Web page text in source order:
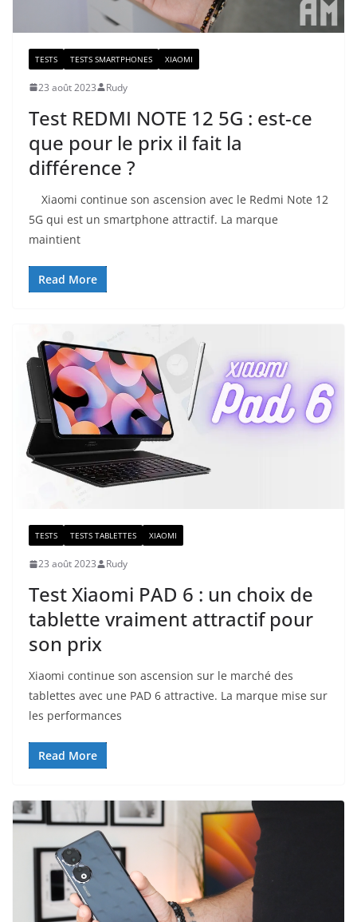
TESTS TESTS SMARTPHONES XIAOMI
23 août 2023 Rudy
Test REDMI NOTE 12 5G : est-ce
que pour le prix il fait la
différence ?
Xiaomi continue son ascension avec le Redmi Note 12
5G qui est un smartphone attractif. La marque
maintient
Read More
TESTS TESTS TABLETTES XIAOMI
23 août 2023 Rudy
Test Xiaomi PAD 6 : un choix de
tablette vraiment attractif pour
son prix
Xiaomi continue son ascension sur le marché des
tablettes avec une PAD 6 attractive. La marque mise sur
les performances
Read More